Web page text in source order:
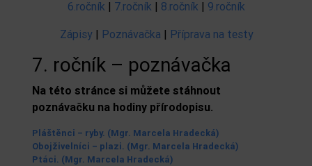
6.ročník | 7.ročník | 8.ročník | 9.ročník
Zápisy| Poznávačka | Příprava na testy
7. ročník – poznávačka
Na této stránce si můžete stáhnout
poznávačku na hodiny přírodopisu.
Pláštěnci – ryby. (Mgr. Marcela Hradecká)
Obojživelníci – plazi. (Mgr. Marcela Hradecká)
Ptáci. (Mgr. Marcela Hradecká)